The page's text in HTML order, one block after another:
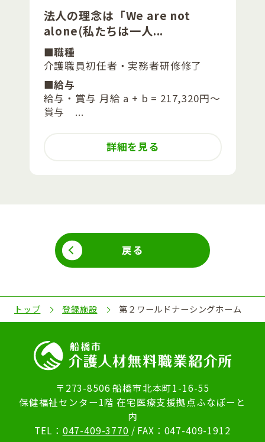
法人の理念は「We are not
alone(私たちは一人...
■職種
介護職員初任者・実務者研修修了
■給与
給与・賞与 月給 a + b = 217,320円～
賞与 ...
詳細を見る
戻る
トップ 登録施設 第２ワールドナーシングホーム
〒273-8506 船橋市北本町1-16-55
保健福祉センター1階 在宅医療支援拠点ふなぽーと
内
TEL： 047-409-3770 / FAX：047-409-1912